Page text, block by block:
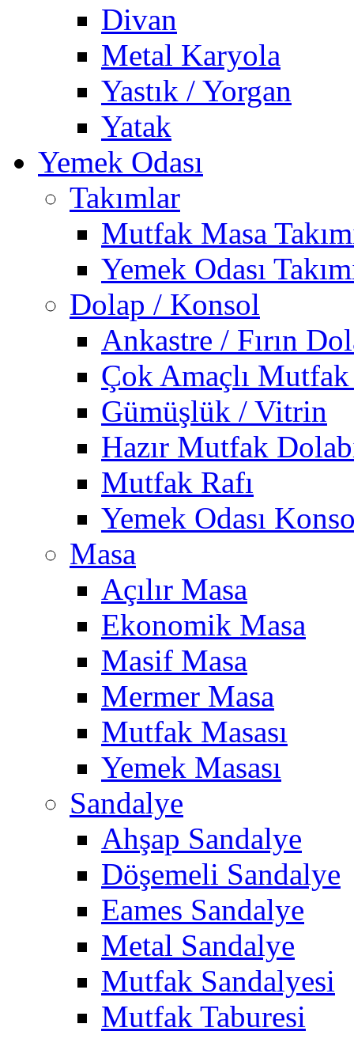
Divan
Metal Karyola
Yastık / Yorgan
Yatak
Yemek Odası
Takımlar
Mutfak Masa
Yemek Odası
Dolap / Konsol
Ankastre / Fırın
Çok Amaçlı Mutfak
Gümüşlük / Vitrin
Hazır Mutfak
Mutfak Rafı
Yemek Odası
Masa
Açılır Masa
Ekonomik Masa
Masif Masa
Mermer Masa
Mutfak Masası
Yemek Masası
Sandalye
Ahşap Sandalye
Döşemeli Sandalye
Eames Sandalye
Metal Sandalye
Mutfak Sandalyesi
Mutfak Taburesi